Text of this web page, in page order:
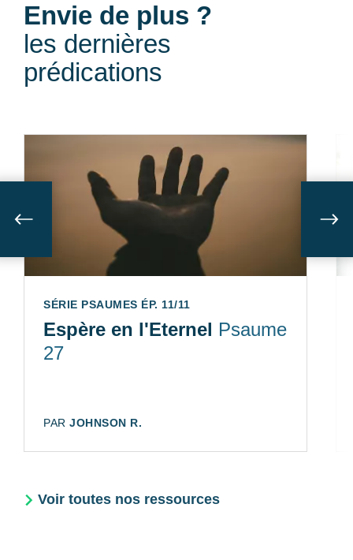
Envie de plus ?
les dernières
prédications
SÉRIE PSAUMES ÉP. 11/11
Espère en l'Eternel Psaume
27
AUTEUR:
PAR JOHNSON R.
Voir toutes nos ressources